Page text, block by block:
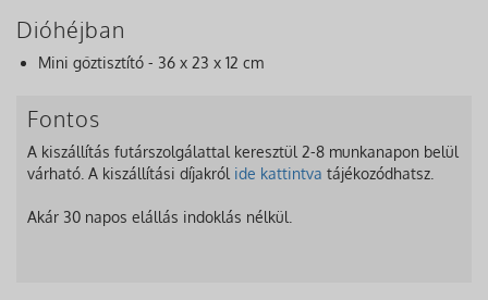
Dióhéjban
Mini gőztisztító - 36 x 23 x 12 cm
Fontos
A kiszállítás futárszolgálattal keresztül 2-8 munkanapon belül
várható. A kiszállítási díjakról ide kattintva tájékozódhatsz.
Akár 30 napos elállás indoklás nélkül.